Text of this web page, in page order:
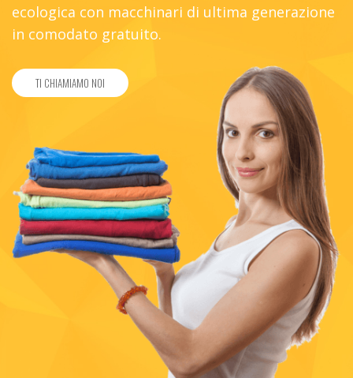
ecologica con macchinari di ultima generazione
in comodato gratuito.
TI CHIAMIAMO NOI